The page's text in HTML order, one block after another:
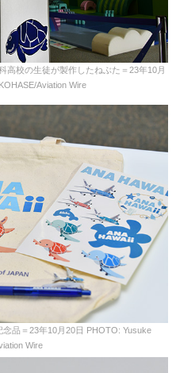
高校の生徒が製作したねぶた＝23年10月
Aviation Wire
品＝23年10月20日 PHOTO: Yusuke
Wire